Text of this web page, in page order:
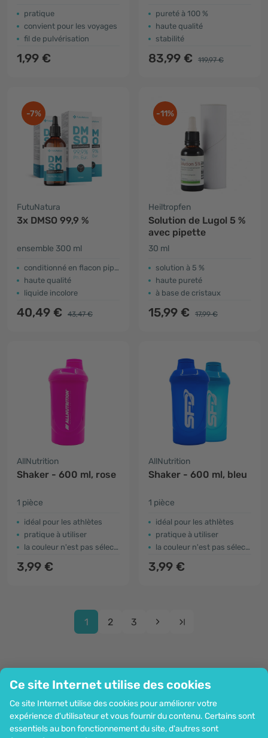
Ce site Internet utilise des cookies
Ce site Internet utilise des cookies pour améliorer votre
expérience d'utilisateur et vous fournir du contenu. Certains sont
essentiels au bon fonctionnement du site, d'autres sont
pratique
convient pour les voyages
fil de pulvérisation
1,99 €
pureté à 100 %
haute qualité
stabilité
83,99 € 119,97 €
-7%
FutuNatura
3x DMSO 99,9 %
ensemble 300 ml
conditionné en flacon pipette
haute qualité
liquide incolore
40,49 € 43,47 €
-11%
Heiltropfen
Solution de Lugol 5 %
avec pipette
30 ml
solution à 5 %
haute pureté
à base de cristaux
15,99 € 17,99 €
AllNutrition
Shaker - 600 ml, rose
1 pièce
idéal pour les athlètes
pratique à utiliser
la couleur n'est pas sélectionnable (la couleur de la photo est symbolique)
3,99 €
AllNutrition
Shaker - 600 ml, bleu
1 pièce
idéal pour les athlètes
pratique à utiliser
la couleur n'est pas sélectionnable (la couleur de la photo est symbolique)
3,99 €
1 2 3
Information
Rejoignez-nous